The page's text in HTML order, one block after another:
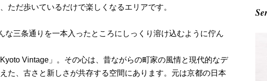
ただ歩いているだけで楽しくなるエリアです。
な三条通りを一本入ったところにしっくり溶け込むように佇ん
Vintage」。その心は、昔ながらの町家の風情と現代的なデ
た、古さと新しさが共存する空間にあります。元は京都の日本